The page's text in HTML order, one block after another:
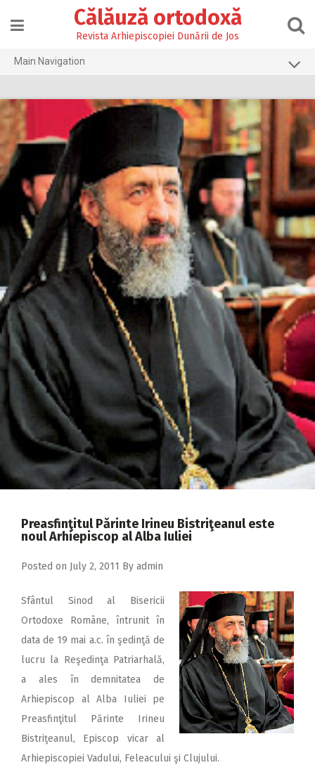
content
Călăuză ortodoxă
Revista Arhiepiscopiei Dunării de Jos
Main Navigation
2026
2025
2024
2023
2022
2021
2020
2019
2018
2017
2016
2014
2013
2012
2010
Preasfinţitul Părinte Irineu Bistriţeanul este
noul Arhiepiscop al Alba Iuliei
Posted on July 2, 2011 By admin
Sfântul Sinod al Bisericii
Ortodoxe Române, întrunit în
data de 19 mai a.c. în şedinţă de
lucru la Reşedinţa Patriarhală,
a ales în demnitatea de
Arhiepiscop al Alba Iuliei pe
Preasfinţitul Părinte Irineu
Bistriţeanul, Episcop vicar al
Arhiepiscopiei Vadului, Feleacului şi Clujului.